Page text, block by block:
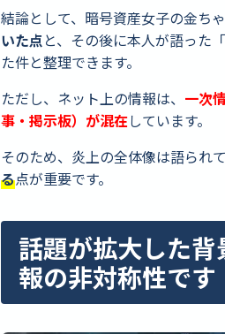
結論として、暗号資産女子の金ちゃ
いた点と、その後に本人が語った
た件と整理できます。
ただし、ネット上の情報は、 一次
事・掲示板）が混在しています。
そのため、炎上の全体像は語られ
る点が重要です。
話題が拡大した
報の非対称性です